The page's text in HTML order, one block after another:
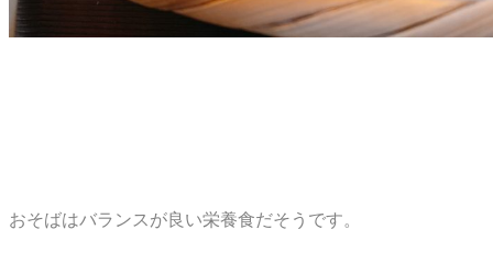
おそばはバランスが良い栄養食だそうです。